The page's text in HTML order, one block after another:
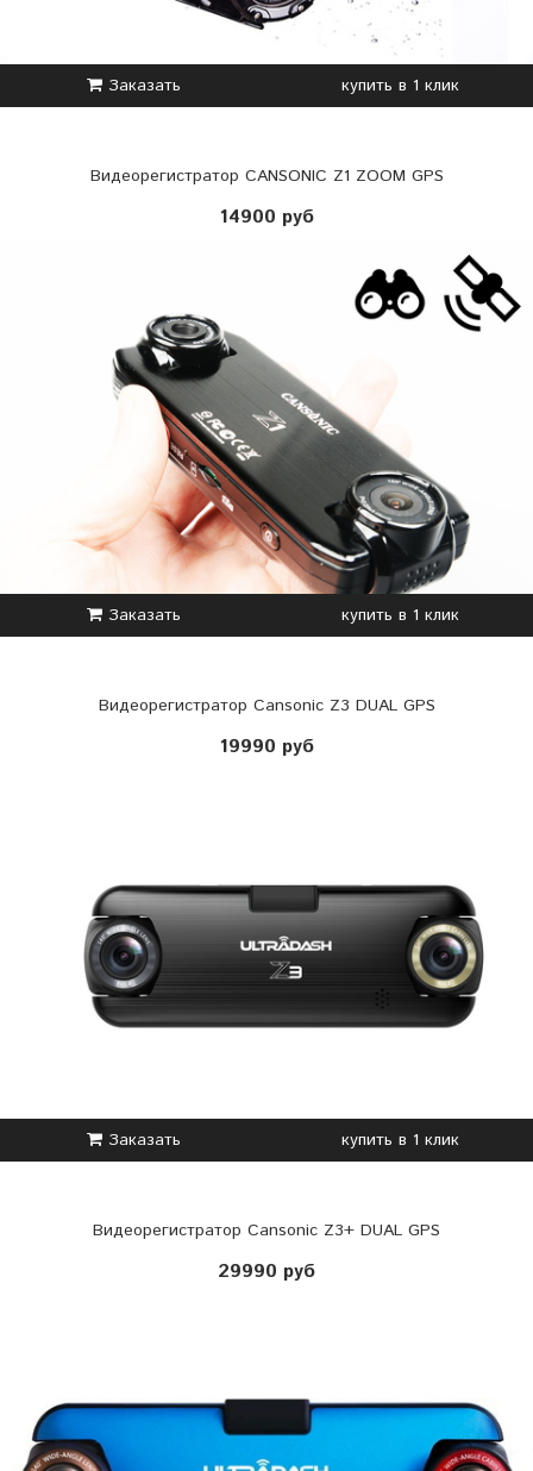
Заказать купить в 1 клик
Видеорегистратор CANSONIC Z1 ZOOM GPS
14900 руб
Заказать купить в 1 клик
Видеорегистратор Cansonic Z3 DUAL GPS
19990 руб
Заказать купить в 1 клик
Видеорегистратор Cansonic Z3+ DUAL GPS
29990 руб